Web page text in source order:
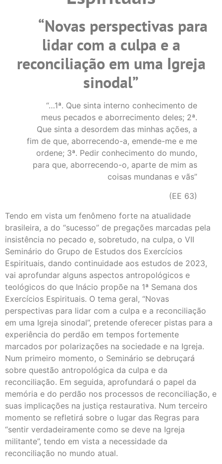
“Novas perspectivas para
lidar com a culpa e a
reconciliação em uma Igreja
sinodal”
“…1ª. Que sinta interno conhecimento de
meus pecados e aborrecimento deles; 2ª.
Que sinta a desordem das minhas ações, a
fim de que, aborrecendo-a, emende-me e me
ordene; 3ª. Pedir conhecimento do mundo,
para que, aborrecendo-o, aparte de mim as
coisas mundanas e vãs”
(EE 63)
Tendo em vista um fenômeno forte na atualidade
brasileira, a do “sucesso” de pregações marcadas pela
insistência no pecado e, sobretudo, na culpa, o VII
Seminário do Grupo de Estudos dos Exercícios
Espirituais, dando continuidade aos estudos de 2023,
vai aprofundar alguns aspectos antropológicos e
teológicos do que Inácio propõe na 1ª Semana dos
Exercícios Espirituais. O tema geral, “Novas
perspectivas para lidar com a culpa e a reconciliação
em uma Igreja sinodal”, pretende oferecer pistas para a
experiência do perdão em tempos fortemente
marcados por polarizações na sociedade e na Igreja.
Num primeiro momento, o Seminário se debruçará
sobre questão antropológica da culpa e da
reconciliação. Em seguida, aprofundará o papel da
memória e do perdão nos processos de reconciliação, e
suas implicações na justiça restaurativa. Num terceiro
momento se refletirá sobre o lugar das Regras para
“sentir verdadeiramente como se deve na Igreja
militante”, tendo em vista a necessidade da
reconciliação no mundo atual.